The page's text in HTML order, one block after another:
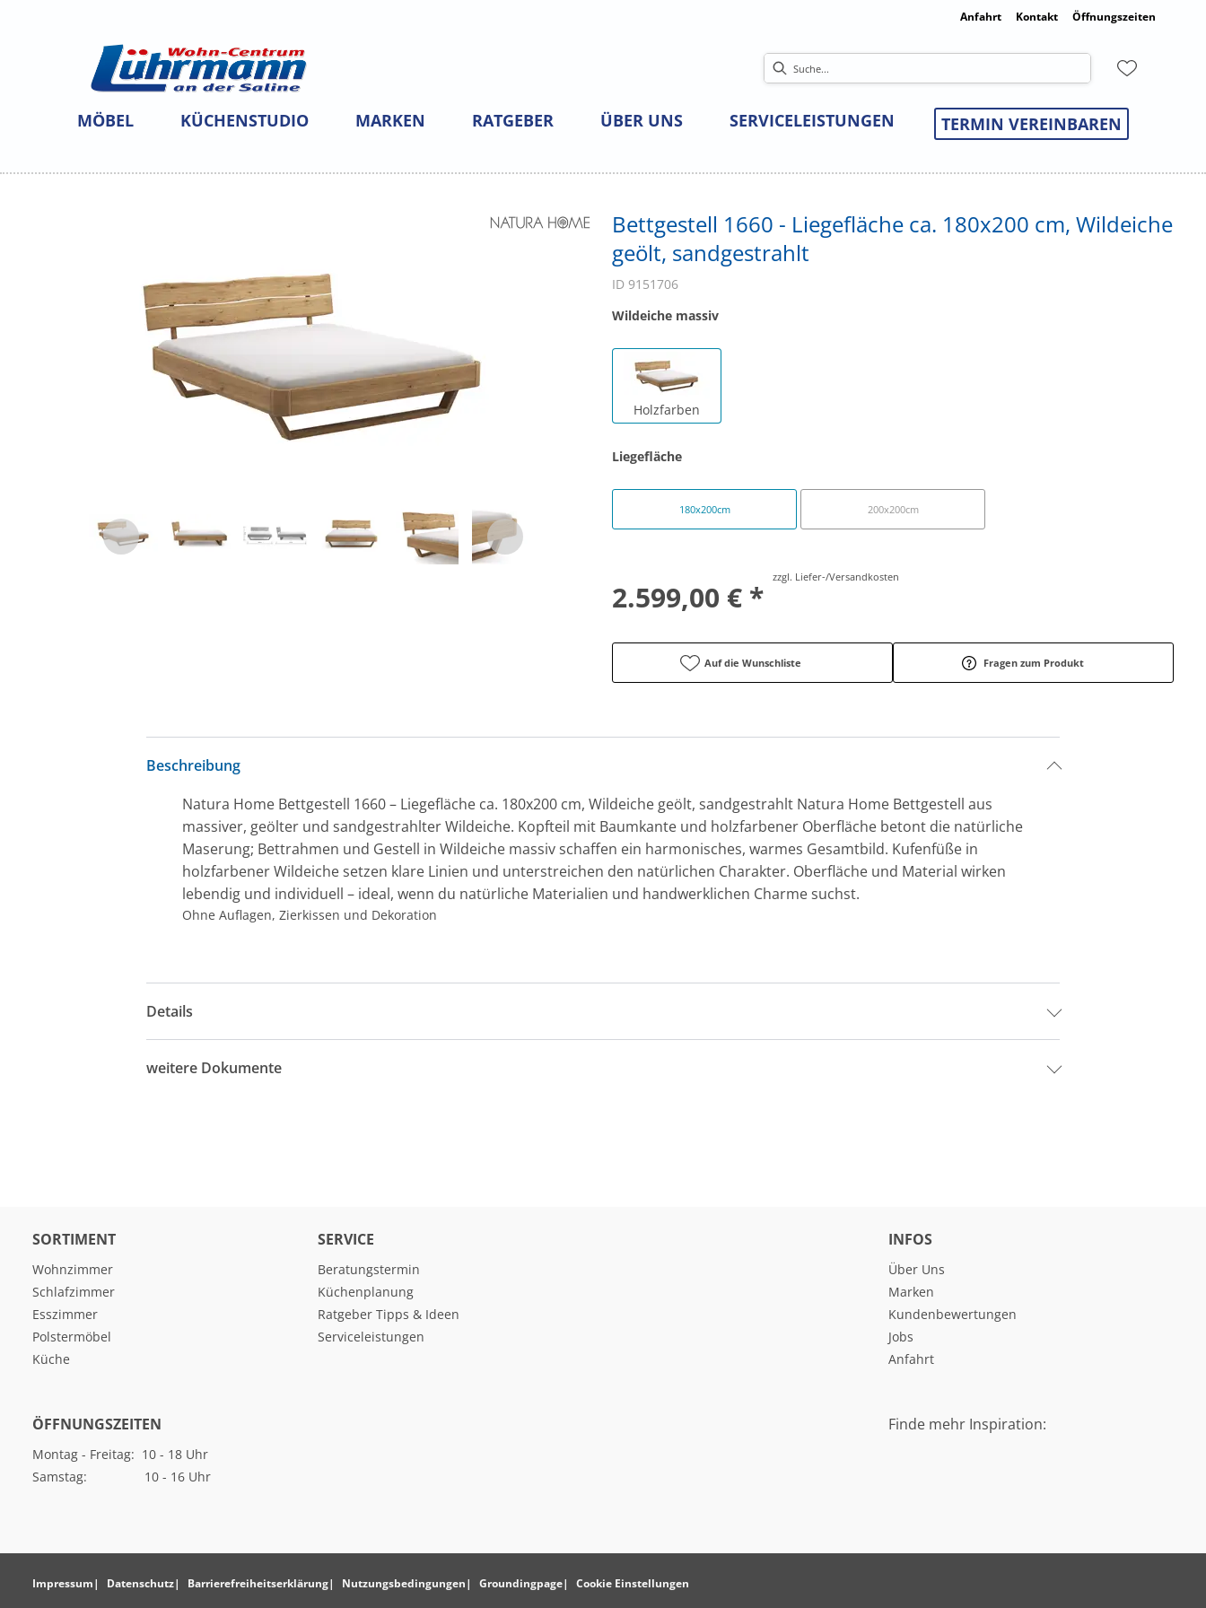
Anfahrt Kontakt Öffnungszeiten
MÖBEL KÜCHENSTUDIO MARKEN RATGEBER ÜBER UNS SERVICELEISTUNGEN TERMIN VEREINBAREN
Bettgestell 1660 - Liegefläche ca. 180x200 cm, Wildeiche
geölt, sandgestrahlt
ID 9151706
Wildeiche massiv
Holzfarben
Liegefläche
180x200cm 200x200cm
2.599,00 € *
zzgl. Liefer-/Versandkosten
Auf die Wunschliste Fragen zum Produkt
Beschreibung
Natura Home Bettgestell 1660 – Liegefläche ca. 180x200 cm, Wildeiche geölt, sandgestrahlt Natura Home Bettgestell aus
massiver, geölter und sandgestrahlter Wildeiche. Kopfteil mit Baumkante und holzfarbener Oberfläche betont die natürliche
Maserung; Bettrahmen und Gestell in Wildeiche massiv schaffen ein harmonisches, warmes Gesamtbild. Kufenfüße in
holzfarbener Wildeiche setzen klare Linien und unterstreichen den natürlichen Charakter. Oberfläche und Material wirken
lebendig und individuell – ideal, wenn du natürliche Materialien und handwerklichen Charme suchst.
Ohne Auflagen, Zierkissen und Dekoration
Details
weitere Dokumente
SORTIMENT
Wohnzimmer
Schlafzimmer
Esszimmer
Polstermöbel
Küche
SERVICE
Beratungstermin
Küchenplanung
Ratgeber Tipps & Ideen
Serviceleistungen
INFOS
Über Uns
Marken
Kundenbewertungen
Jobs
Anfahrt
ÖFFNUNGSZEITEN
Montag - Freitag: 10 - 18 Uhr
Samstag: 10 - 16 Uhr
Finde mehr Inspiration:
Impressum Datenschutz Barrierefreiheitserklärung Nutzungsbedingungen Groundingpage Cookie Einstellungen